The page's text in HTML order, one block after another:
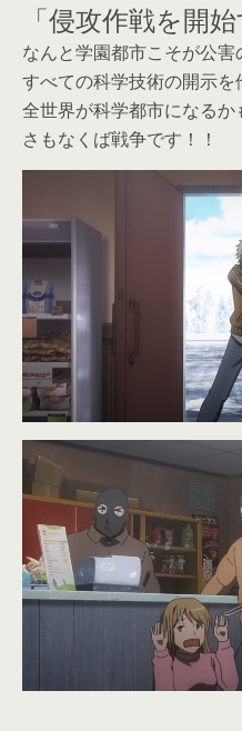
「侵攻作戦を開
なんと学園都市こそが公害
すべての科学技術の開示を
全世界が科学都市になるか
さもなくば戦争です！！